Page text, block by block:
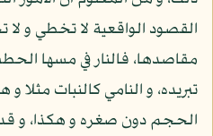
القصود الواقعية لا تخطي و
مقاصدها، فالنار في مسها
تبريده، و النامي كالنبات مثلا
الحجم دون صغره و هكذا، و